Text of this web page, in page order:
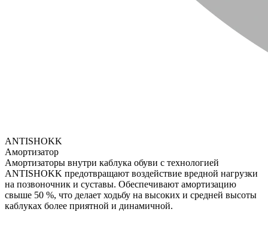
ANTISHOKK
Амортизатор
Амортизаторы внутри каблука обуви с технологией
ANTISHOKK предотвращают воздействие вредной нагрузки
на позвоночник и суставы. Обеспечивают амортизацию
свыше 50 %, что делает ходьбу на высоких и средней высоты
каблуках более приятной и динамичной.